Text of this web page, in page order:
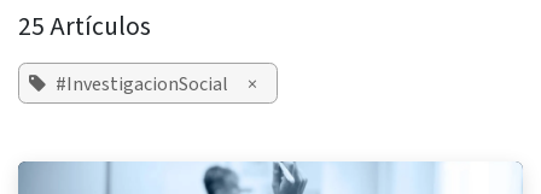
25 Artículos
#InvestigacionSocial ×